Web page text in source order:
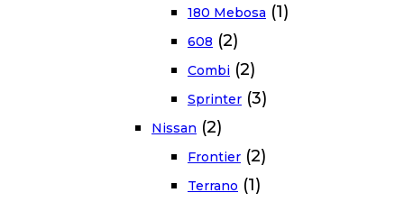
180 Mebosa (1)
608 (2)
Combi (2)
Sprinter (3)
Nissan (2)
Frontier (2)
Terrano (1)